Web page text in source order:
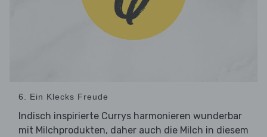
6. Ein Klecks Freude
Indisch inspirierte Currys harmonieren wunderbar
mit Milchprodukten, daher auch die Milch in diesem